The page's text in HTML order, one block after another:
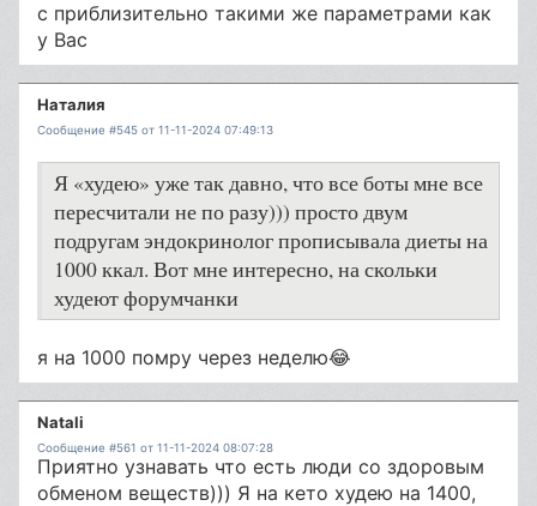
с приблизительно такими же параметрами как
у Вас
Наталия
Сообщение #545 от 11-11-2024 07:49:13
Я «худею» уже так давно, что все боты мне все
пересчитали не по разу))) просто двум
подругам эндокринолог прописывала диеты на
1000 ккал. Вот мне интересно, на скольки
худеют форумчанки
я на 1000 помру через неделю😂
Natali
Сообщение #561 от 11-11-2024 08:07:28
Приятно узнавать что есть люди со здоровым
обменом веществ))) Я на кето худею на 1400,